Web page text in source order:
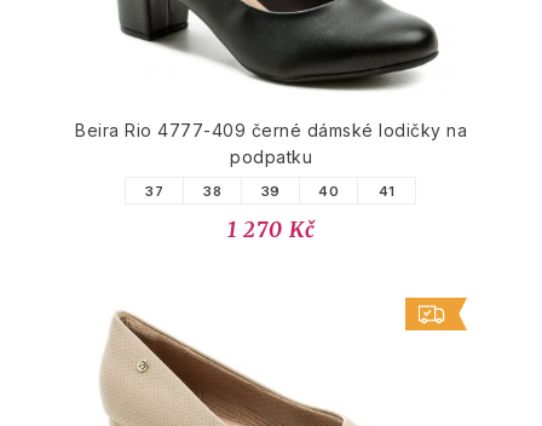
Beira Rio 4777-409 černé dámské lodičky na
podpatku
37 38 39 40 41
1 270 Kč